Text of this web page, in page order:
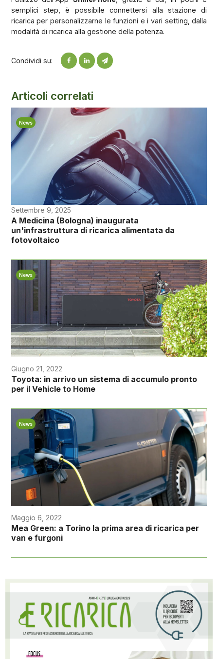
semplici step, è possibile connettersi alla stazione di
ricarica per personalizzarne le funzioni e i vari setting, dalla
modalità di ricarica alla gestione della potenza.
Condividi su:
Articoli correlati
News
Settembre 9, 2025
A Medicina (Bologna) inaugurata
un'infrastruttura di ricarica alimentata da
fotovoltaico
News
Giugno 21, 2022
Toyota: in arrivo un sistema di accumulo pronto
per il Vehicle to Home
News
Maggio 6, 2022
Mea Green: a Torino la prima area di ricarica per
van e furgoni